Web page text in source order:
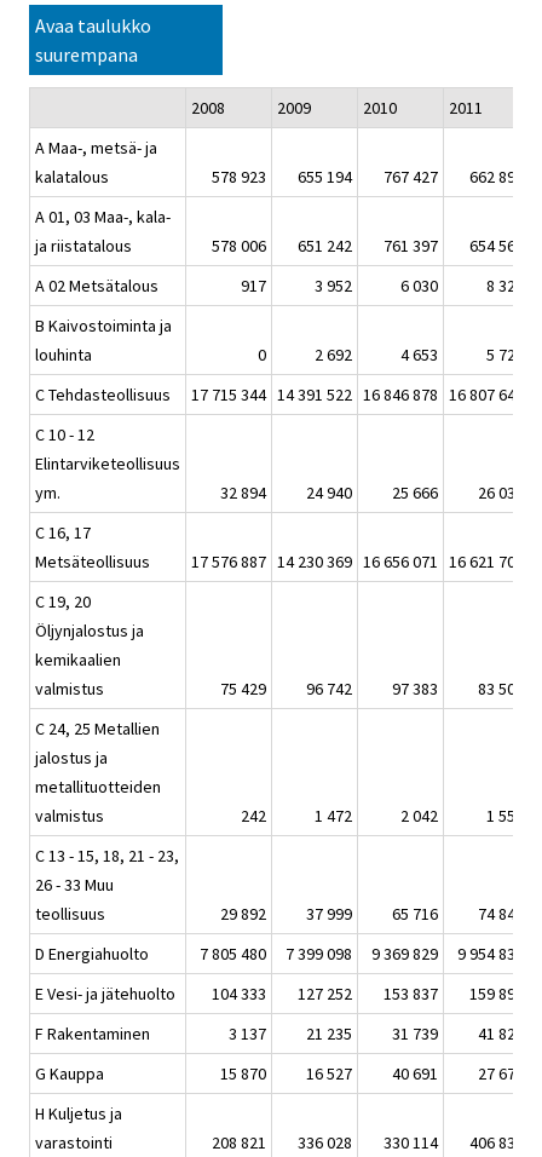
Avaa taulukko
suurempana
2008 2009 2010 2011
A Maa-, metsä- ja
kalatalous
578 923 655 194 767 427
662 894
A 01, 03 Maa-, kala-
ja riistatalous
578 006 651 242 761 397
654 566
A 02 Metsätalous
917 3 952 6 030
8 328
B Kaivostoiminta ja
louhinta
0 2 692 4 653
5 729
C Tehdasteollisuus
17 715 344 14 391 522 16 846 878 16 807 645
C 10 - 12
Elintarviketeollisuus
ym.
32 894 24 940 25 666
26 035
C 16, 17
Metsäteollisuus
17 576 887 14 230 369 16 656 071 16 621 705
C 19, 20
Öljynjalostus ja
kemikaalien
valmistus
75 429 96 742 97 383
83 504
C 24, 25 Metallien
jalostus ja
metallituotteiden
valmistus
242 1 472 2 042
1 553
C 13 - 15, 18, 21 - 23,
26 - 33 Muu
teollisuus
29 892 37 999 65 716
74 848
D Energiahuolto
7 805 480 7 399 098 9 369 829 9 954 834
E Vesi- ja jätehuolto
104 333 127 252 153 837
159 895
F Rakentaminen
3 137 21 235 31 739
41 827
G Kauppa
15 870 16 527 40 691
27 671
H Kuljetus ja
varastointi
208 821 336 028 330 114 406 836